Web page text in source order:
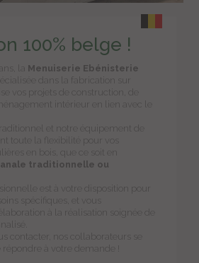
100% belge !
la Menuiserie Ebénisterie
dans la fabrication sur
vos projets de construction, de
intérieur en lien avec le
et notre équipement de
toute la flexibilité pour vos
en bois, que ce soit en
traditionnelle ou
est à votre disposition pour
spécifiques, et vous
à la réalisation soignée de
contacter, nos collaborateurs se
répondre à votre demande !